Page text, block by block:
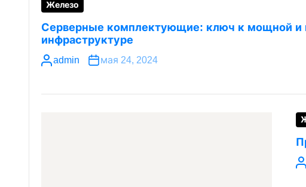
Железо
Серверные комплектующие: ключ к мощной и
инфраструктуре
admin мая 24, 2024